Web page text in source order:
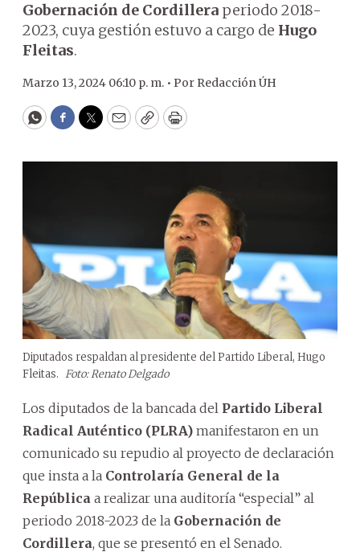
Gobernación de Cordillera periodo 2018-
2023, cuya gestión estuvo a cargo de Hugo
Fleitas.
Marzo 13, 2024 06:10 p. m. • Por Redacción ÚH
WhatsApp
Facebook
Twitter
EmailCopyPrint
Diputados respaldan al presidente del Partido Liberal, Hugo
Fleitas. Foto: Renato Delgado
Los diputados de la bancada del Partido Liberal
Radical Auténtico (PLRA) manifestaron en un
comunicado su repudio al proyecto de declaración
que insta a la Controlaría General de la
República a realizar una auditoría “especial” al
periodo 2018-2023 de la Gobernación de
Cordillera, que se presentó en el Senado.